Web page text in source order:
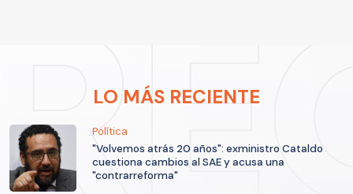
LO MÁS RECIENTE
Política
"Volvemos atrás 20 años": exministro Cataldo
cuestiona cambios al SAE y acusa una
"contrarreforma"